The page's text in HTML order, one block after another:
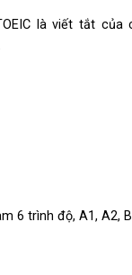
là viết tắt
6 trình độ, A1, A2,